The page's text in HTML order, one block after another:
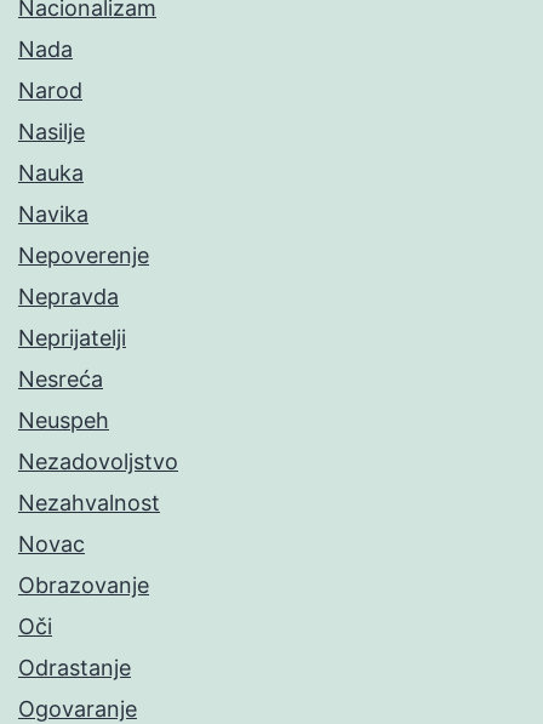
Nacionalizam
Nada
Narod
Nasilje
Nauka
Navika
Nepoverenje
Nepravda
Neprijatelji
Nesreća
Neuspeh
Nezadovoljstvo
Nezahvalnost
Novac
Obrazovanje
Oči
Odrastanje
Ogovaranje